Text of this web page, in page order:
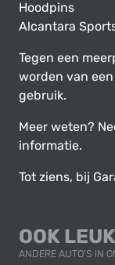
Hoodpins
Alcantara
Tegen een
worden van
gebruik.
Meer weten?
informatie.
Tot ziens, bij
OOK LEUK
ANDERE AUTO'S IN